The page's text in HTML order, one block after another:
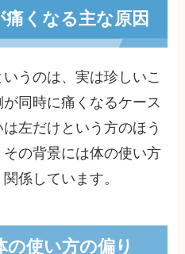
くなる主な原因
うのは、実は珍しいこ
同時に痛くなるケース
左だけという方のほう
の背景には体の使い方
係しています。
使い方の偏り